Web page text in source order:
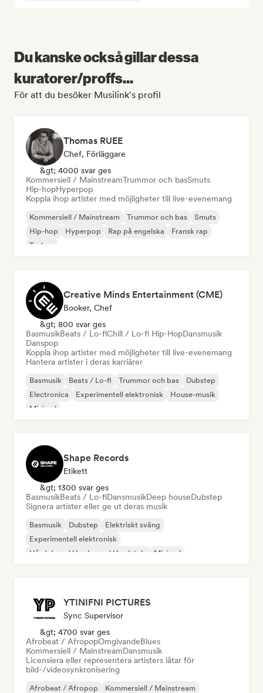
Du kanske också gillar dessa
kuratorer/proffs...
För att du besöker Musilink's profil
Thomas RUEE
Chef, Förläggare
&gt; 4000 svar ges
Kommersiell / MainstreamTrummor och basSmuts
Hip-hopHyperpop
Koppla ihop artister med möjligheter till live-evenemang
Kommersiell / Mainstream Trummor och bas
Smuts
Hip-hop
Hyperpop Rap på engelska
Fransk rap
Techno
Creative Minds Entertainment (CME)
Booker, Chef
&gt; 800 svar ges
BasmusikBeats / Lo-fiChill / Lo-fi Hip-HopDansmusik
Danspop
Koppla ihop artister med möjligheter till live-evenemang
Hantera artister i deras karriärer
Basmusik Beats / Lo-fi Trummor och bas
Dubstep
Electronica
Experimentell elektronisk
House-musik
Minimal
Shape Records
Etikett
&gt; 1300 svar ges
BasmusikBeats / Lo-fiDansmusikDeep houseDubstep
Signera artister eller ge ut deras musik
Basmusik Dubstep
Elektriskt sväng
Experimentell elektronisk
Hård dans / Hardcore / Hardstyle
Minimal
YTINIFNI PICTURES
Sync Supervisor
&gt; 4700 svar ges
Afrobeat / AfropopOmgivandeBlues
Kommersiell / MainstreamDansmusik
Licensiera eller representera artisters låtar för
bild-/videosynkronisering
Afrobeat / Afropop
Kommersiell / Mainstream